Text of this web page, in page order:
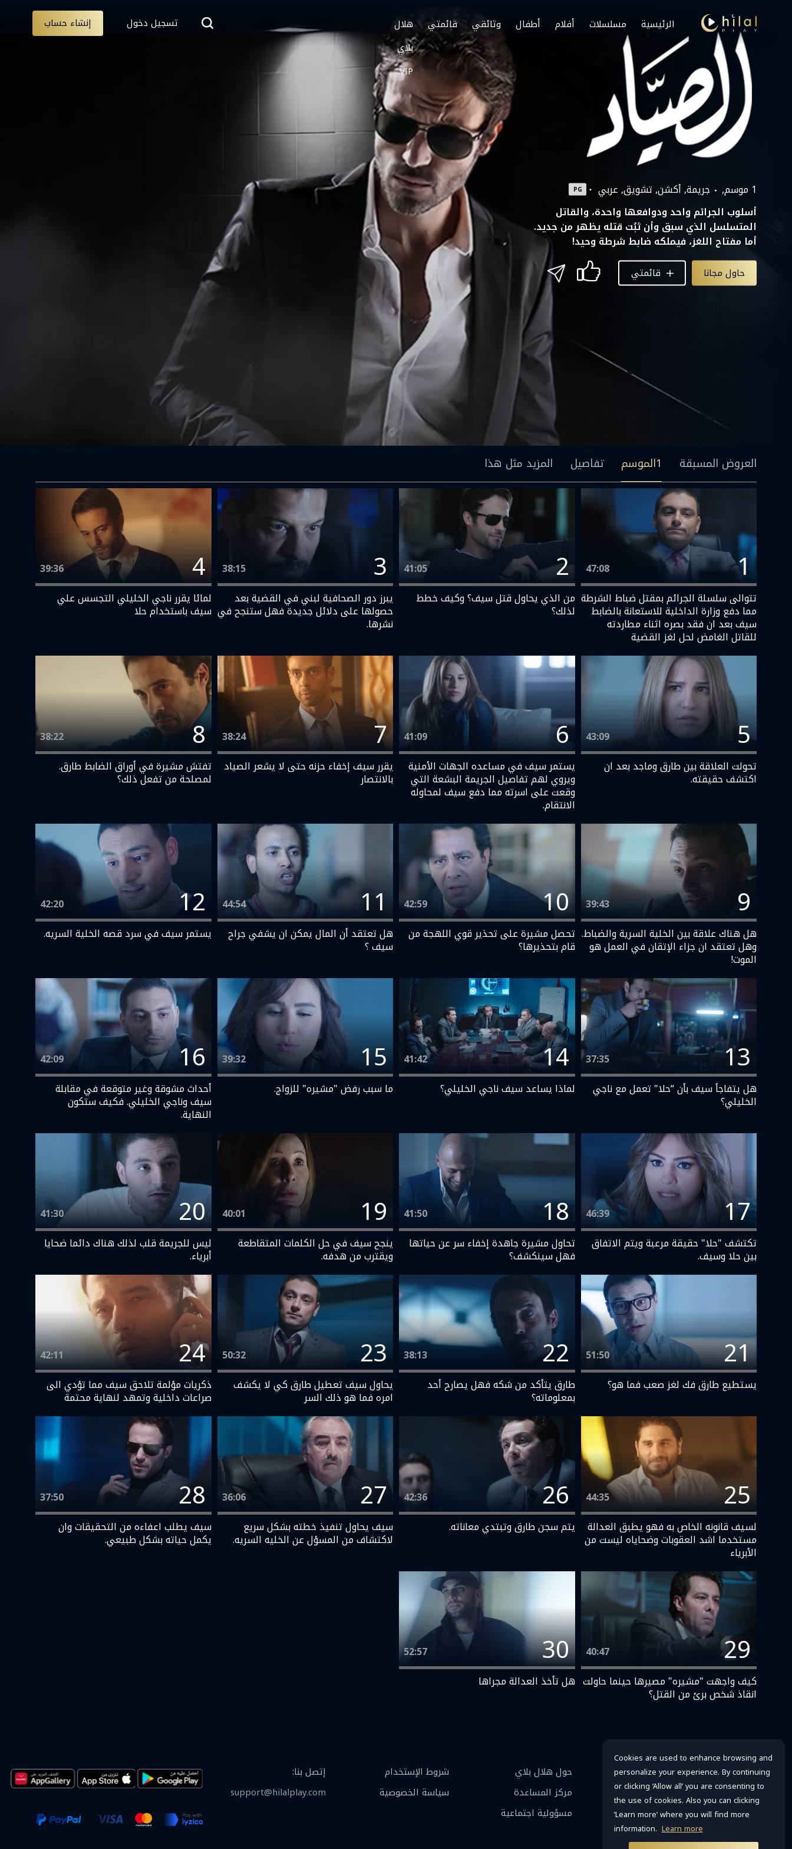
الرئيسية مسلسلات أفلام أطفال وثائقي قائمتي
هلال
بلاي
VIP
تسجيل دخول إنشاء حساب
1 موسم, جريمة أكشن تشويق عربي PG
أسلوب الجرائم واحد ودوافعها واحدة، والقاتل
المتسلسل الذي سبق وأن ثبُت قتله يظهر من جديد.
أما مفتاح اللغز، فيملكه ضابط شرطة وحيد!
حاول مجانا قائمتي
العروض المسبقة 1الموسم تفاصيل المزيد مثل هذا
1
47:08
تتوالى سلسلة الجرائم بمقتل ضباط الشرطة
مما دفع وزارة الداخلية للاستعانة بالضابط
سيف بعد ان فقد بصره اثناء مطاردته
للقاتل الغامض لحل لغز القضية
2
41:05
‎من الذي يحاول قتل سيف؟ وكيف خطط
لذلك؟
3
38:15
يبرز دور الصحافية لبني في القضية بعد
حصولها على دلائل جديدة فهل ستنجح في
نشرها.
4
39:36
لمائا يقرر ناجي الخليلي التجسس علي
سيف باستخدام حلا
5
43:09
تحولت العلاقة بين طارق وماجد بعد ان
اكتشف حقيقته.
6
41:09
يستمر سيف في مساعده الجهات الأمنية
ويروي لهم تفاصيل الجريمة البشعة التي
وقعت على اسرته مما دفع سيف لمحاوله
الانتقام.
7
38:24
يقرر سيف إخفاء حزنه حتى لا يشعر الصياد
بالانتصار
8
38:22
تفتش مشيرة في أوراق الضابط طارق.
لمصلحة من تفعل ذلك؟
9
39:43
هل هناك علاقة بين الخلية السرية والضباط.
وهل تعتقد ان جزاء الإتقان في العمل هو
الموت!
10
42:59
تحصل مشيرة على تحذير قوي اللهجة من
قام بتحذيرها؟
11
44:54
هل تعتقد أن المال يمكن ان يشفي جراح
سيف ؟
12
42:20
يستمر سيف في سرد قصه الخلية السريه.
13
37:35
هل يتفاجأ سيف بأن “حلا" تعمل مع ناجي
الخليلي؟
14
41:42
لماذا يساعد سيف ناجي الخليلي؟
15
39:32
ما سبب رفض "مشيره" للزواج.
16
42:09
أحداث مشوقة وغير متوقعة في مقابلة
سيف وناجي الخليلي. فكيف ستكون
النهاية.
17
46:39
تكتشف "حلا" حقيقة مرعبة ويتم الاتفاق
بين حلا وسيف.
18
41:50
تحاول مشيرة جاهدة إخفاء سر عن حياتها
فهل سينكشف؟
19
40:01
ينجح سيف في حل الكلمات المتقاطعة
ويقترب من هدفه.
20
41:30
ليس للجريمة قلب لذلك هناك دائما ضحايا
أبرياء.
21
51:50
يستطيع طارق فك لغز صعب فما هو؟
22
38:13
طارق يتأكد من شكه فهل يصارح أحد
بمعلوماته؟
23
50:32
يحاول سيف تعطيل طارق كي لا يكشف
امره فما هو ذلك السر
24
42:11
ذكريات مؤلمة تلاحق سيف مما تؤدي الى
صراعات داخلية وتمهد لنهاية محتمة
25
44:35
لسيف قانونه الخاص به فهو يطبق العدالة
مستخدما اشد العقوبات وضحاياه ليست من
الأبرياء
26
42:36
يتم سجن طارق وتبتدي معاناته.
27
36:06
سيف يحاول تنفيذ خطته بشكل سريع
لاكتشاف من المسؤل عن الخليه السريه.
28
37:50
سيف يطلب اعفاءه من التحقيقات وان
يكمل حياته بشكل طبيعي.
29
40:47
كيف واجهت "مشيره" مصيرها حينما حاولت
انقاذ شخص برئ من القتل؟
30
52:57
هل تأخذ العدالة مجراها
Cookies are used to enhance browsing and
personalize your experience. By continuing
or clicking ‘Allow all’ you are consenting to
the use of cookies. Also you can clicking
‘Learn more’ where you will find more
information.Learn more
عربي
حول هلال بلاي
مركز المساعدة
مسؤولية اجتماعية
شروط الإستخدام
سياسة الخصوصية
إتصل بنا:
support@hilalplay.com